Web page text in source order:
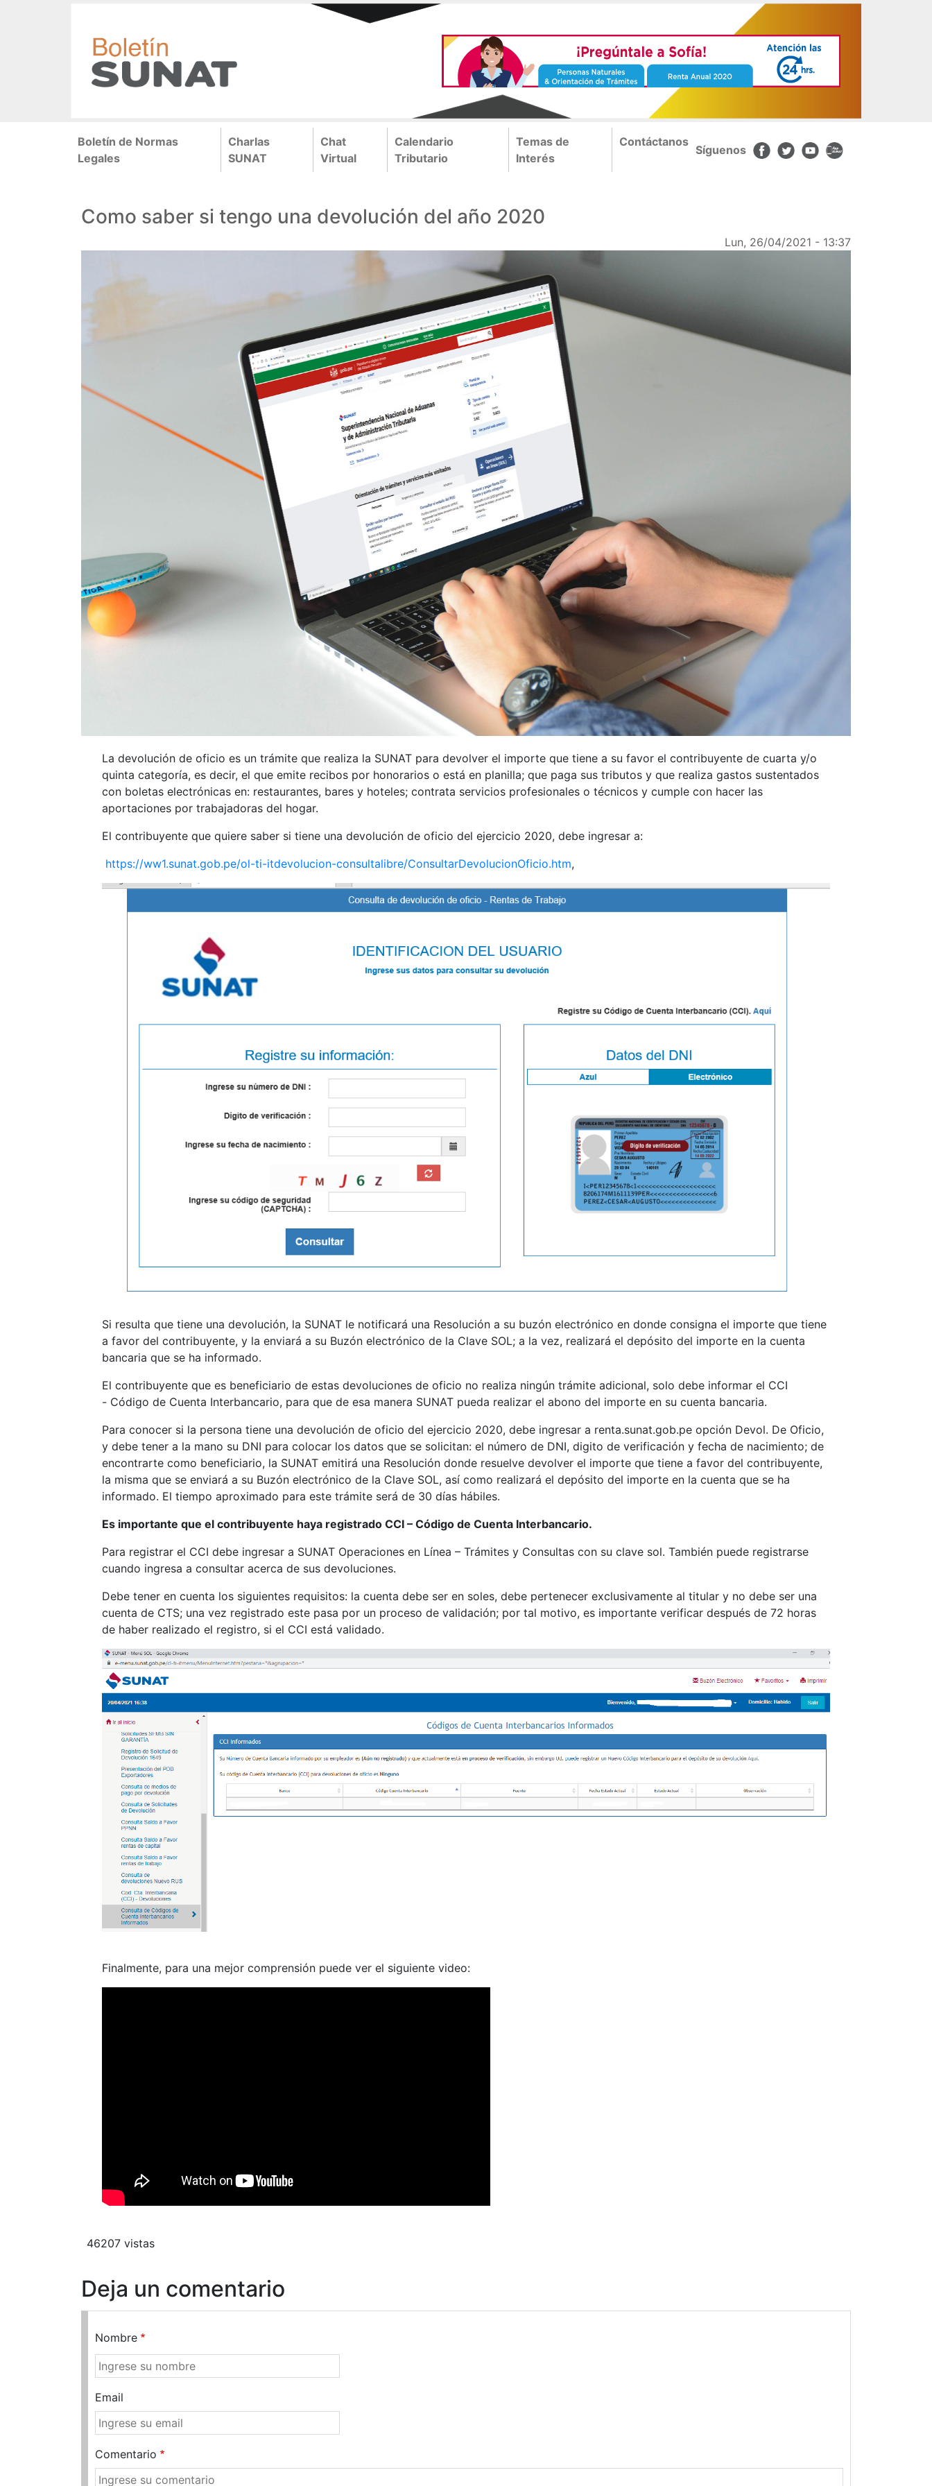
Navegación
principal
Boletín de Normas
Legales
Charlas
SUNAT
Chat
Virtual
Calendario
Tributario
Temas de
Interés
Contáctanos
Síguenos
Como saber si tengo una devolución del año 2020
Lun, 26/04/2021 - 13:37
La devolución de oficio es un trámite que realiza la SUNAT para devolver el importe que tiene a su favor el contribuyente de cuarta y/o
quinta categoría, es decir, el que emite recibos por honorarios o está en planilla; que paga sus tributos y que realiza gastos sustentados
con boletas electrónicas en: restaurantes, bares y hoteles; contrata servicios profesionales o técnicos y cumple con hacer las
aportaciones por trabajadoras del hogar.
El contribuyente que quiere saber si tiene una devolución de oficio del ejercicio 2020, debe ingresar a:
https://ww1.sunat.gob.pe/ol-ti-itdevolucion-consultalibre/ConsultarDevolucionOficio.htm,
Si resulta que tiene una devolución, la SUNAT le notificará una Resolución a su buzón electrónico en donde consigna el importe que tiene
a favor del contribuyente, y la enviará a su Buzón electrónico de la Clave SOL; a la vez, realizará el depósito del importe en la cuenta
bancaria que se ha informado.
El contribuyente que es beneficiario de estas devoluciones de oficio no realiza ningún trámite adicional, solo debe informar el CCI
- Código de Cuenta Interbancario, para que de esa manera SUNAT pueda realizar el abono del importe en su cuenta bancaria.
Para conocer si la persona tiene una devolución de oficio del ejercicio 2020, debe ingresar a renta.sunat.gob.pe opción Devol. De Oficio,
y debe tener a la mano su DNI para colocar los datos que se solicitan: el número de DNI, digito de verificación y fecha de nacimiento; de
encontrarte como beneficiario, la SUNAT emitirá una Resolución donde resuelve devolver el importe que tiene a favor del contribuyente,
la misma que se enviará a su Buzón electrónico de la Clave SOL, así como realizará el depósito del importe en la cuenta que se ha
informado. El tiempo aproximado para este trámite será de 30 días hábiles.
Es importante que el contribuyente haya registrado CCI – Código de Cuenta Interbancario.
Para registrar el CCI debe ingresar a SUNAT Operaciones en Línea – Trámites y Consultas con su clave sol. También puede registrarse
cuando ingresa a consultar acerca de sus devoluciones.
Debe tener en cuenta los siguientes requisitos: la cuenta debe ser en soles, debe pertenecer exclusivamente al titular y no debe ser una
cuenta de CTS; una vez registrado este pasa por un proceso de validación; por tal motivo, es importante verificar después de 72 horas
de haber realizado el registro, si el CCI está validado.
Finalmente, para una mejor comprensión puede ver el siguiente video:
46207 vistas
Deja un comentario
Nombre
Email
Comentario